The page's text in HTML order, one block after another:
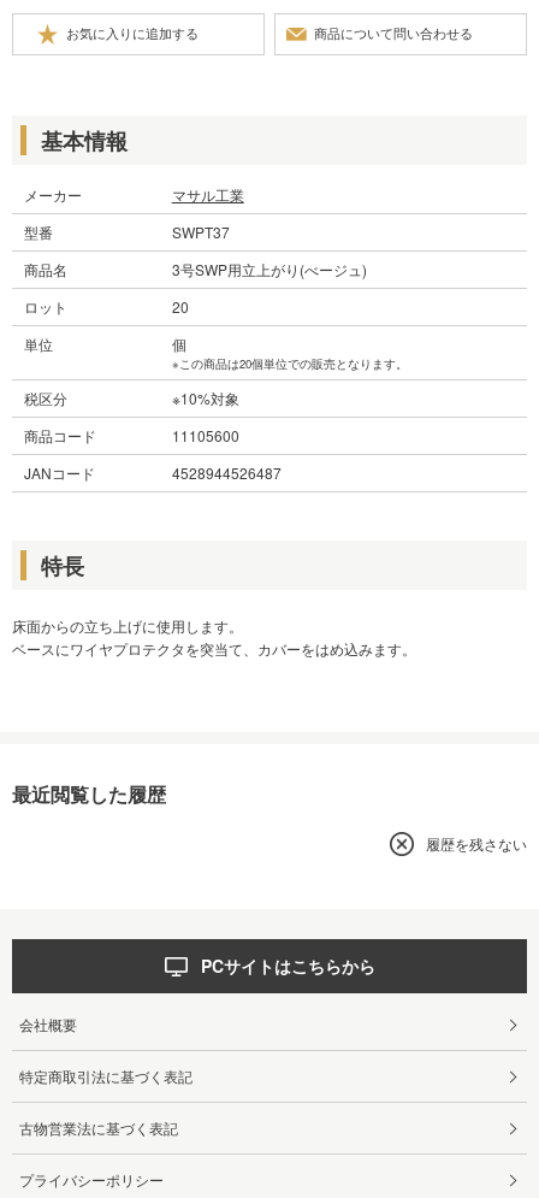
基本情報
メーカー
マサル工業
型番
SWPT37
商品名
3号SWP用立上がり(べージュ)
ロット
20
単位
個
※この商品は20個単位での販売となります。
税区分
※10%対象
商品コード
11105600
JANコード
4528944526487
特長
床面からの立ち上げに使用します。
ベースにワイヤプロテクタを突当て、カバーをはめ込みます。
最近閲覧した履歴
履歴を残さない
PCサイトはこちらから
会社概要
特定商取引法に基づく表記
古物営業法に基づく表記
プライバシーポリシー